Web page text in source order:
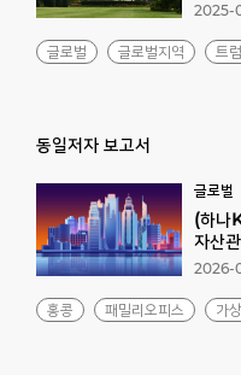
글로벌 글로벌지역 트
2025-
동일저자 보고서
글로벌
(하나
자산
홍콩 패밀리오피스 가
2026-